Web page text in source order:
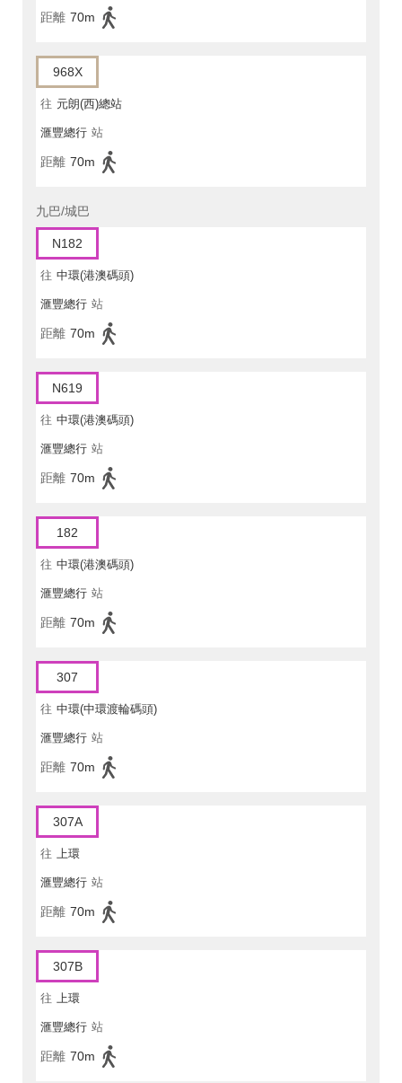
距離 70m
968X
往 元朗(西)總站
滙豐總行 站
距離 70m
九巴/城巴
N182
往 中環(港澳碼頭)
滙豐總行 站
距離 70m
N619
往 中環(港澳碼頭)
滙豐總行 站
距離 70m
182
往 中環(港澳碼頭)
滙豐總行 站
距離 70m
307
往 中環(中環渡輪碼頭)
滙豐總行 站
距離 70m
307A
往 上環
滙豐總行 站
距離 70m
307B
往 上環
滙豐總行 站
距離 70m